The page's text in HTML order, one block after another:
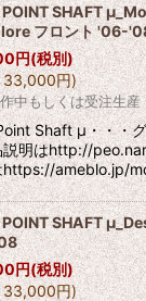
POINT SHAFT
フロント '06-
円(税別)
33,000円)
中もしくは受注生産
Shaft μ・・・
説明はhttp://
https://ameblo.jp/
POINT SHAFT
円(税別)
33,000円)